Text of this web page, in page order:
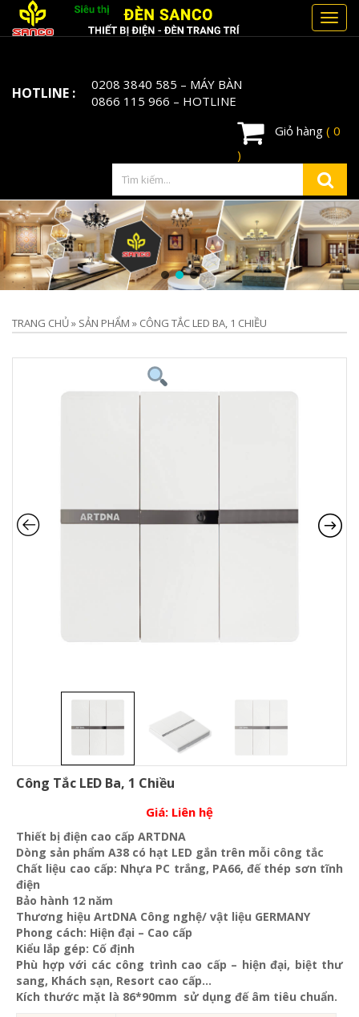
HOTLINE : 0208 3840 585 – MÁY BÀN
0866 115 966 – HOTLINE
Giỏ hàng ( 0
)
TRANG CHỦ» SẢN PHẨM » CÔNG TẮC LED BA, 1 CHIỀU
Công Tắc LED Ba, 1 Chiều
Giá: Liên hệ
Thiết bị điện cao cấp ARTDNA
Dòng sản phẩm A38 có hạt LED gắn trên mỗi công tắc
Chất liệu cao cấp: Nhựa PC trắng, PA66, đế thép sơn tĩnh
điện
Bảo hành 12 năm
Thương hiệu ArtDNA Công nghệ/ vật liệu GERMANY
Phong cách: Hiện đại – Cao cấp
Kiểu lắp gép: Cố định
Phù hợp với các công trình cao cấp – hiện đại, biệt thư
sang, Khách sạn, Resort cao cấp…
Kích thước mặt là 86*90mm sử dụng đế âm tiêu chuẩn.